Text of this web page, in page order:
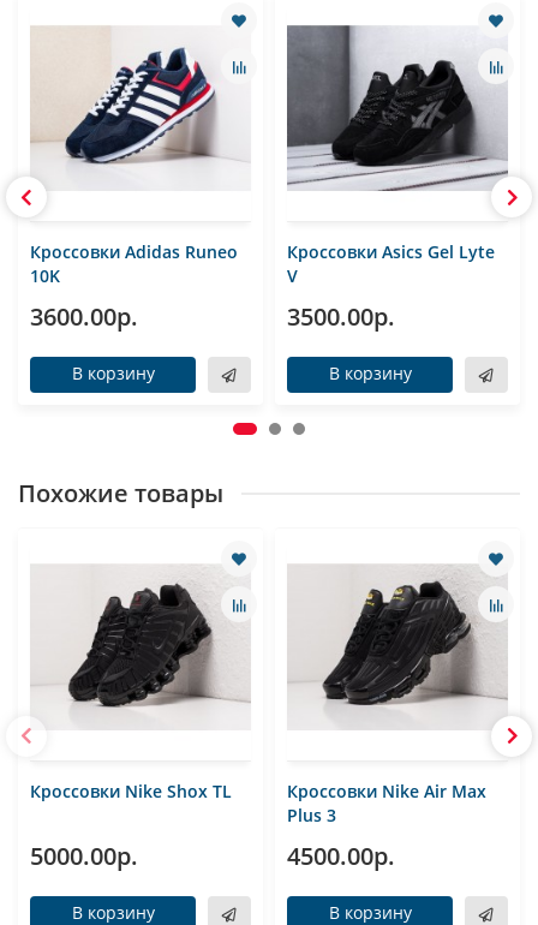
Кроссовки Adidas Runeo
10K
3600.00р.
В корзину
Кроссовки Asics Gel Lyte
V
3500.00р.
В корзину
Похожие товары
Кроссовки Nike Shox TL
5000.00р.
В корзину
Кроссовки Nike Air Max
Plus 3
4500.00р.
В корзину